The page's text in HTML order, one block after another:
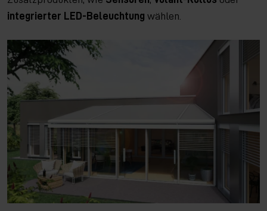
integrierter LED-Beleuchtung wählen.